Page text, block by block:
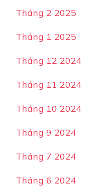
Tháng 2 2025
Tháng 1 2025
Tháng 12 2024
Tháng 11 2024
Tháng 10 2024
Tháng 9 2024
Tháng 7 2024
Tháng 6 2024